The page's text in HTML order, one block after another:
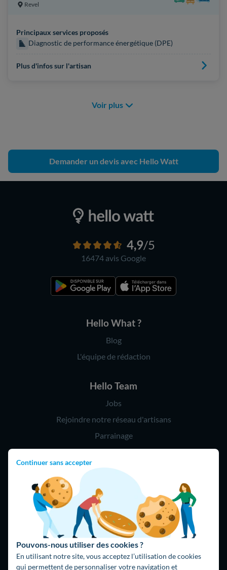
Continuer sans accepter
Pouvons-nous utiliser des cookies ?
En utilisant notre site, vous acceptez l’utilisation de cookies
qui permettent de personnaliser votre navigation et
Revel
Principaux services proposés
Diagnostic de performance énergétique (DPE)
Plus d'infos sur l'artisan
Voir plus
Demander un devis avec Hello Watt
4,9/5
16474 avis Google
Hello What ?
Blog
L'équipe de rédaction
Hello Team
Jobs
Rejoindre notre réseau d'artisans
Parrainage
Hello !
09 75 18 60 60
(8h-21h)
75018 Paris